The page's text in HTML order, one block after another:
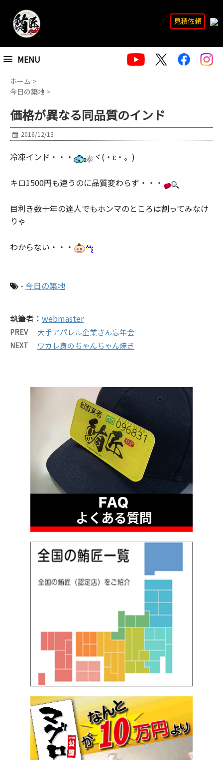
MENU
見積依頼
ホーム >
今日の築地 >
価格が異なる同品質のインド
2016/12/13
冷凍インド・・・ ヾ(・ε・。)
キロ1500円も違うのに品質変わらず・・・
目利き数十年の達人でもホンマのところは割ってみなけ
りゃ
わからない・・・
- 今日の築地
執筆者： webmaster
PREV 大手アパレル企業さん忘年会
NEXT ワカレ身のちゃんちゃん焼き